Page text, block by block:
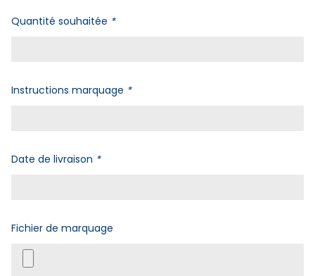
Quantité souhaitée *
Instructions marquage *
Date de livraison *
Fichier de marquage